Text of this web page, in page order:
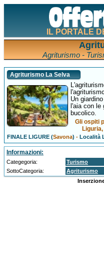
IL PORTALE
Agriturismo -
Agriturismo La Selva
Un
l'aia con le
bucolico.
Gli ospiti
FINALE LIGURE (Savona) -Località
Informazioni:
Categegoria:
Turismo
SottoCategoria:
Agriturismo